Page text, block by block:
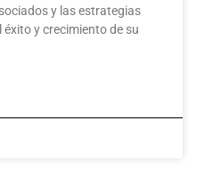
y las estrategias
éxito y crecimiento de su